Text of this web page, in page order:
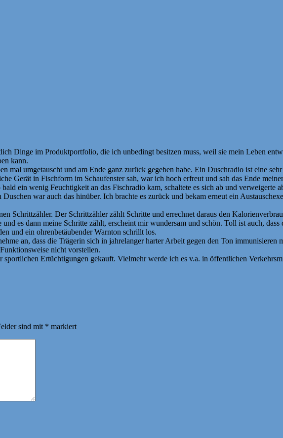
Dinge im Produktportfolio, die ich unbedingt besitzen muss, weil sie mein Leben
kann.
mal umgetauscht und am Ende ganz zurück gegeben habe. Ein Duschradio ist eine
Gerät in Fischform im Schaufenster sah, war ich hoch erfreut und sah das Ende
ein wenig Feuchtigkeit an das Fischradio kam, schaltete es sich ab und verweigerte
war auch das hinüber. Ich brachte es zurück und bekam erneut ein
Schrittzähler. Der Schrittzähler zählt Schritte und errechnet daraus den
es dann meine Schritte zählt, erscheint mir wundersam und schön. Toll ist auch,
und ein ohrenbetäubender Warnton schrillt los.
an, dass die Trägerin sich in jahrelanger harter Arbeit gegen den Ton
nicht vorstellen.
Ertüchtigungen gekauft. Vielmehr werde ich es v.a. in öffentlichen
sind mit * markiert